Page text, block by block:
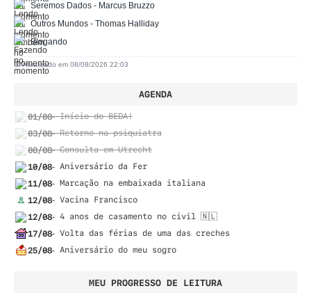
Seremos Dados - Marcus Bruzzo
Outros Mundos - Thomas Halliday
Blogando
📅 Atualizado em 08/08/2026 22:03
AGENDA
01/08- Início do BEDA!
03/08- Retorno na psiquiatra
08/08- Consulta em Utrecht
10/08- Aniversário da Fer
11/08- Marcação na embaixada italiana
12/08- Vacina Francisco
12/08- 4 anos de casamento no civil 🇳🇱
17/08- Volta das férias de uma das creches
25/08- Aniversário do meu sogro
MEU PROGRESSO DE LEITURA